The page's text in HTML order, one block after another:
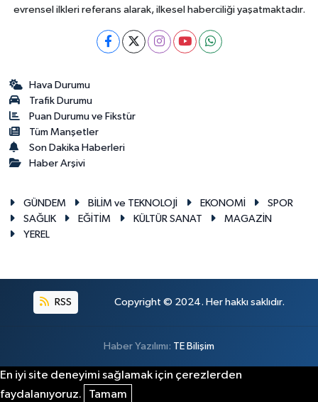
evrensel ilkleri referans alarak, ilkesel haberciliği yaşatmaktadır.
Hava Durumu
Trafik Durumu
Puan Durumu ve Fikstür
Tüm Manşetler
Son Dakika Haberleri
Haber Arşivi
GÜNDEM BİLİM ve TEKNOLOJİ EKONOMİ
SPOR
SAĞLIK
EĞİTİM KÜLTÜR SANAT
MAGAZİN
YEREL
RSS Copyright © 2024. Her hakkı saklıdır.
Haber Yazılımı: TE Bilişim
En iyi site deneyimi sağlamak için çerezlerden
faydalanıyoruz.
Tamam